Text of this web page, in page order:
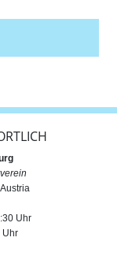
Uhr
Uhr